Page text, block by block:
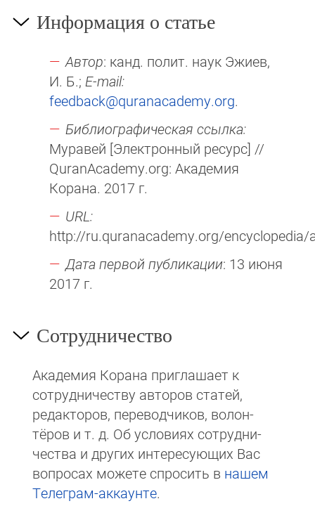
Информация о статье
Автор: канд. полит. наук Эжиев,
И. Б.; E-mail:
feedback@quranacademy.org.
Библиографическая ссылка:
Муравей [Электронный ресурс] //
QuranAcademy.org: Академия
Корана. 2017 г.
URL:
http://ru.quranacademy.org/
Дата первой публикации: 13 июня
2017 г.
Сотрудничество
Академия Корана при­гла­ша­ет к
сотруд­ни­чест­ву авторов статей,
редакто­ров, пере­вод­чи­ков, волон­
тёров и т. д. Об ус­ло­виях сотрудни­
чест­ва и других интере­сую­щих Вас
вопросах мо­же­те спросить в на­шем
Те­ле­грам-ак­каунте.